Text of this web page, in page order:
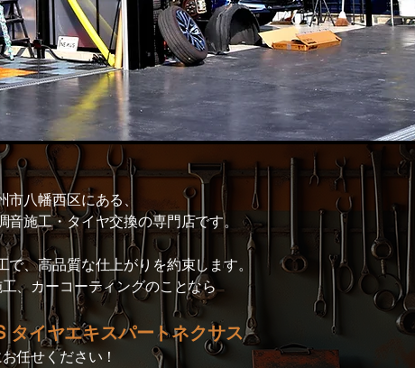
市八幡西区にある、
音施工・タイヤ交換の専門店です。
、高品質な仕上がりを約束します。
、カーコーティングのことなら
タイヤエキスパートネクサス
任せください！